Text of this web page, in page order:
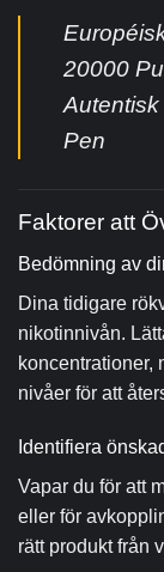
20000
Pen
Faktorer att
Bedömning av
Dina tidigare
nikotinnivån.
koncentrationer,
nivåer för att
Identifiera
Vapar du för att
eller för
rätt produkt från